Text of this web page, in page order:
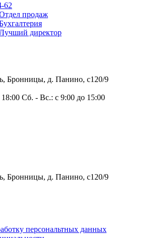
62
продаж
директор
Бронницы, д. Панино, с120/9
Сб. - Вс.: с 9:00 до 15:00
Бронницы, д. Панино, с120/9
персональтных данных